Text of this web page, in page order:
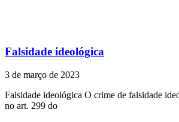
Falsidade ideológica
3 de março de 2023
Falsidade ideológica O crime de falsidade
no art. 299 do